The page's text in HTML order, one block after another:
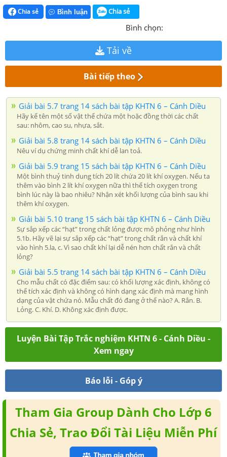
Chia sẻ Bình luận Chia sẻ
Bình chọn:
Tải về
Bài tiếp theo
Giải bài 5.7 trang 14 sách bài tập KHTN 6 – Cánh Diều
Hãy kể tên một số vật thể chứa một hoặc đồng thời các chất
sau: nhôm, cao su, nhựa, sắt.
Giải bài 5.8 trang 14 sách bài tập KHTN 6 – Cánh Diều
Nêu ví dụ chứng minh chất khí dễ lan toả.
Giải bài 5.9 trang 15 sách bài tập KHTN 6 – Cánh Diều
Một bình thuỷ tinh dung tích 20 lít chứa 20 lít khí oxygen. Nếu ta
thêm vào bình 2 lít khí oxygen nữa thì thể tích oxygen trong
bình lúc này là bao nhiêu? Nhận xét khối lượng của bình sau khi
thêm khí oxygen.
Giải bài 5.10 trang 15 sách bài tập KHTN 6 – Cánh Diều
Sự sắp xếp các “hạt” trong chất lỏng được mô phỏng như hình
5.1b. Hãy vẽ lại sự sắp xếp các “hạt” trong chất rắn và chất khí
vào hình 5.la, c. Vì sao chất khí lại dễ nén hơn chất rắn và chất
lỏng?
Giải bài 5.5 trang 14 sách bài tập KHTN 6 – Cánh Diều
Cho mẫu chất có đặc điểm sau: có khối lượng xác định, không có
thể tích xác định và không có hình dạng xác định mà mang hình
dạng của vật chứa nó. Mẫu chất đó đang ở thể nào? A. Rắn. B.
Lỏng. C. Khí. D. Không xác định được.
Luyện Bài Tập Trắc nghiệm KHTN 6 - Cánh Diều -
Xem ngay
Báo lỗi - Góp ý
Tham Gia Group Dành Cho Lớp 6
Chia Sẻ, Trao Đổi Tài Liệu Miễn Phí